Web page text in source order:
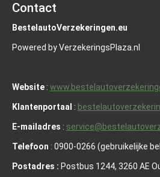
Contact
BestelautoVerzekeringen.eu
Powered by VerzekeringsPlaza.nl
Website :
Klantenportaal :
E-mailadres :
Telefoon : 0900-0266 (gebruikelijke
Postadres : Postbus 1244, 3260 AE